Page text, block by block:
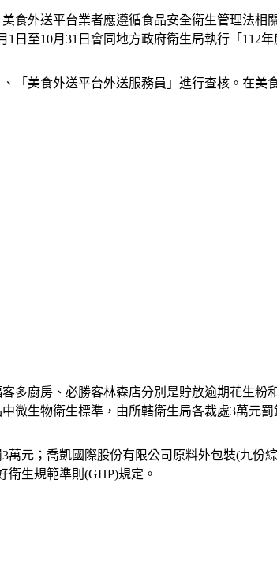
食外送平台業者應遵循食品安全衛生管理法
日至10月31日會同地方政府衛生局執行「112
「美食外送平台外送服務員」進行查核。在
多廚房、必勝客林森店分別是貯放逾期花生
微生物衛生標準，由所轄衛生局各裁處3萬元
元；喬凱國際股份有限公司原料外包裝(九份
生規範準則(GHP)規定。